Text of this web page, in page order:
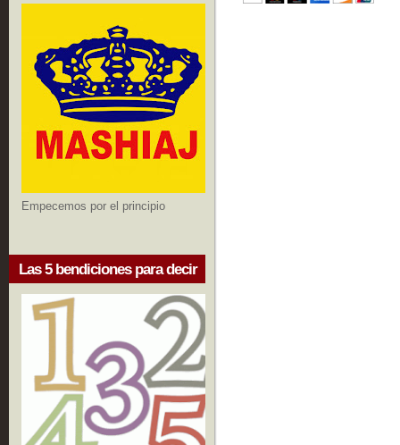
Empecemos por el principio
Las 5 bendiciones para decir